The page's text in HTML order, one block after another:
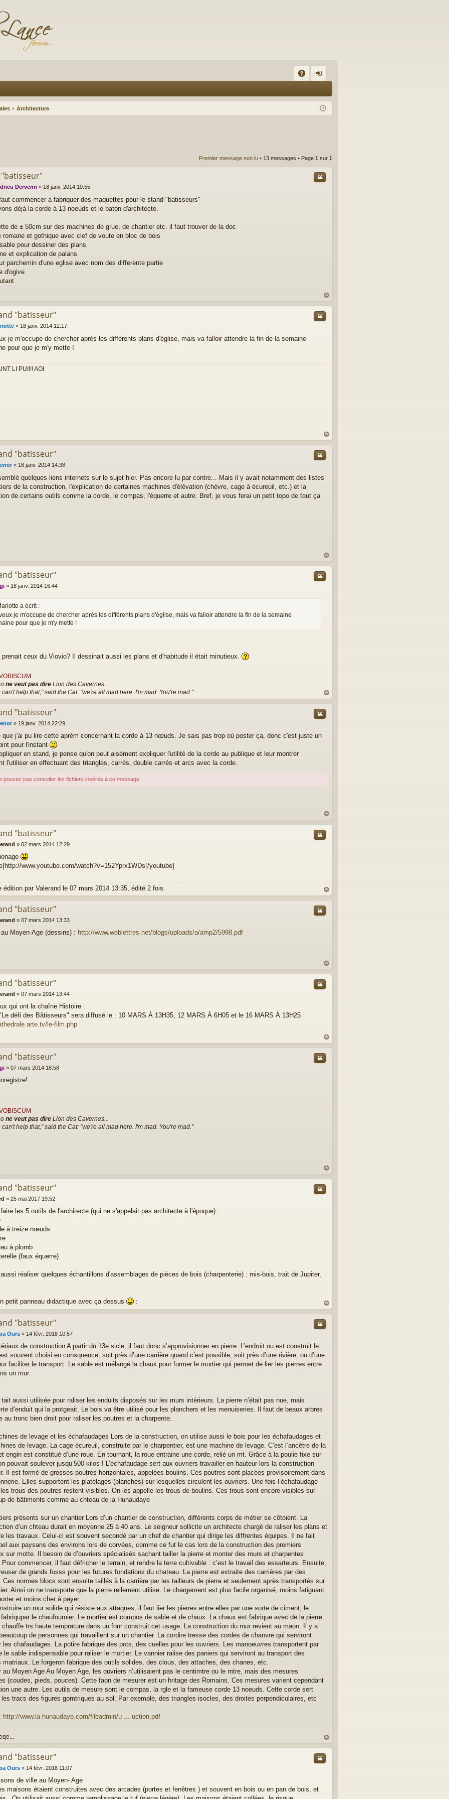
Q ne
Architecture
Premier message non lu • 13 messages • Page 1 sur 1
Citer
Dervenn » 18 janv. 2014 10:55
commencer a fabriquer des maquettes pour le stand "batisseurs"
dèjà la corde à 13 noeuds et le baton d'architecte.
de ± 50cm sur des machines de grue, de chantier etc. il faut trouver de la doc
romane et gothique avec clef de voute en bloc de bois
pour dessiner des plans
et explication de palans
parchemin d'une eglise avec nom des differente partie
d'ogive
"batisseur" Citer
» 18 janv. 2014 12:17
je m'occupe de chercher après les différents plans d'église, mais va falloir attendre la fin de la semaine
pour que je m'y mette !
LI PUI!!! AOI
au
"batisseur" Citer
» 18 janv. 2014 14:38
quelques liens internets sur le sujet hier. Pas encore lu par contre... Mais il y avait notamment des listes
de la construction, l'explication de certaines machines d'élévation (chèvre, cage à écureuil, etc.) et la
de certains outils comme la corde, le compas, l'équerre et autre. Bref, je vous ferai un petit topo de tout ça
"batisseur" Citer
» 18 janv. 2014 16:44
a écrit :
je m'occupe de chercher après les différents plans d'église, mais va falloir attendre la fin de la semaine
pour que je m'y mette !
prenait ceux du Viovio? Il dessinait aussi les plans et d'habitude il était minutieux.
ne veut pas dire Lion des Cavernes...
can't help that," said the Cat: "we're all mad here. I'm mad. You're mad."
au
"batisseur" Citer
» 19 janv. 2014 22:29
que j'ai pu lire cette aprèm concernant la corde à 13 nœuds. Je sais pas trop où poster ça, donc c'est juste un
pour l'instant
en stand, je pense qu'on peut aisément expliquer l'utilité de la corde au publique et leur montrer
l'utiliser en effectuant des triangles, carrés, double carrés et arcs avec la corde.
pouvez pas consulter les fichiers insérés à ce message.
"batisseur" Citer
» 02 mars 2014 12:29
www.youtube.com/watch?v=152Yprx1WDs[/youtube]
édition parValerand le 07 mars 2014 13:35, édité 2 fois.
au
"batisseur" Citer
» 07 mars 2014 13:33
Moyen-Age (dessins) : http://www.weblettres.net/blogs/uploads/a/amp2/5998.pdf
"batisseur" Citer
» 07 mars 2014 13:44
qui ont la chaîne Histoire :
défi des Bâtisseurs" sera diffusé le : 10 MARS À 13H35, 12 MARS À 6H05 et le 16 MARS À 13H25
le-film.php
au
"batisseur" Citer
» 07 mars 2014 18:58
ne veut pas dire Lion des Cavernes...
can't help that," said the Cat: "we're all mad here. I'm mad. You're mad."
"batisseur" Citer
» 25 mai 2017 19:52
les 5 outils de l'architecte (qui ne s'appelait pas architecte à l'époque) :
à treize nœuds
à plomb
(faux équerre)
réaliser quelques échantillons d'assemblages de pièces de bois (charpenterie) : mis-bois, trait de Jupiter,
petit panneau didactique avec ça dessus :
au
"batisseur" Citer
Ours » 14 févr. 2018 10:57
de construction A partir du 13e sicle, il faut donc s’approvisionner en pierre. L’endroit ou est construit le
souvent choisi en consquence, soit près d’une carrière quand c’est possible, soit près d’une rivière, ou d’une
faciliter le transport. Le sable est mélangé la chaux pour former le mortier qui permet de lier les pierres entre
un mur.
tait aussi utilisée pour raliser les enduits disposés sur les murs intérieurs. La pierre n’était pas nue, mais
d’enduit qui la protgeait. Le bois va être utilisé pour les planchers et les menuiseries. Il faut de beaux arbres
au tronc bien droit pour raliser les poutres et la charpente.
de levage et les échafaudages Lors de la construction, on utilise aussi le bois pour les échafaudages et
de levage. La cage écureuil, construite par le charpentier, est une machine de levage. C’est l’ancêtre de la
engin est constitué d’une roue. En tournant, la roue entraine une corde, relié un mt. Grâce à la poulie fixe sur
pouvait soulever jusqu’500 kilos ! L’échafaudage sert aux ouvriers travailler en hauteur lors la construction
Il est formé de grosses poutres horizontales, appelées boulins. Ces poutres sont placées provisoirement dans
Elles supportent les platelages (planches) sur lesquelles circulent les ouvriers. Une fois l’échafaudage
trous des poutres restent visibles. On les appelle les trous de boulins. Ces trous sont encore visibles sur
de bâtiments comme au chteau de la Hunaudaye
présents sur un chantier Lors d’un chantier de construction, différents corps de métier se côtoient. La
d’un chteau durait en moyenne 25 à 40 ans. Le seigneur sollicite un architecte chargé de raliser les plans et
les travaux. Celui-ci est souvent secondé par un chef de chantier qui dirige les diffrentes équipes. Il ne fait
aux paysans des environs lors de corvées, comme ce fut le cas lors de la construction des premiers
sur motte. Il besoin de d’ouvriers spécialisés sachant tailler la pierre et monter des murs et charpentes
commencer, il faut défricher le terrain, et rendre la terre cultivable : c’est le travail des essarteurs. Ensuite,
de grands fosss pour les futures fondations du chateau. La pierre est extraite des carrières par des
Ces normes blocs sont ensuite taillés à la carrière par les tailleurs de pierre et seulement après transportés sur
Ainsi on ne transporte que la pierre rellement utilise. Le chargement est plus facile organisé, moins fatiguant
et moins cher à payer.
un mur solide qui résiste aux attaques, il faut lier les pierres entre elles par une sorte de ciment, le
le chaufournier. Le mortier est compos de sable et de chaux. La chaux est fabrique avec de la pierre
chauffe trs haute temprature dans un four construit cet usage. La construction du mur revient au maon. Il y a
de personnes qui travaillent sur un chantier. La cordire tresse des cordes de chanvre qui serviront
les chafaudages. La potire fabrique des pots, des cuelles pour les ouvriers. Les manoeuvres transportent par
le sable indispensable pour raliser le mortier. Le vannier ralise des paniers qui serviront au transport des
matriaux. Le forgeron fabrique des outils solides, des clous, des attaches, des chanes, etc.
au Moyen Age Au Moyen Age, les ouvriers n’utilisaient pas le centimtre ou le mtre, mais des mesures
(coudes, pieds, pouces). Cette faon de mesurer est un hritage des Romains. Ces mesures varient cependant
une autre. Les outils de mesure sont le compas, la rgle et la fameuse corde 13 noeuds. Cette corde sert
les tracs des figures gomtriques au sol. Par exemple, des triangles isocles, des droites perpendiculaires, etc
http://www.la-hunaudaye.com/fileadmin/u ... uction.pdf
"batisseur" Citer
Ours » 14 févr. 2018 11:07
de ville au Moyen- Age
maisons étaient construites avec des arcades (portes et fenêtres ) et souvent en bois ou en pan de bois, et